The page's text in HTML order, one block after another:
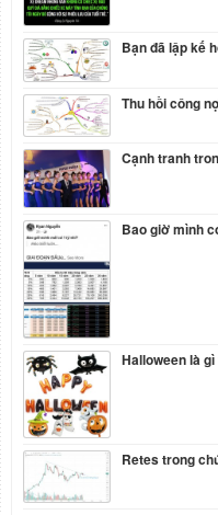
Bạn đã lập kế
Thu hồi công
Cạnh tranh
Bao giờ mình
Halloween là
Retes trong